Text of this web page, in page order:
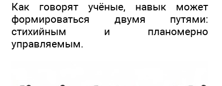
Как говорят учёные, навык может
формироваться двумя путями:
стихийным и планомерно
управляемым.